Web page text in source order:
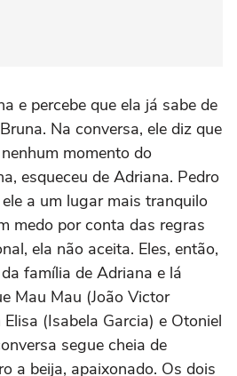
e percebe que ela já sabe de
Na conversa, ele diz que
momento do
esqueceu de Adriana. Pedro
a um lugar mais tranquilo
medo por conta das regras
ela não aceita. Eles, então,
família de Adriana e lá
Mau Mau (João Victor
(Isabela Garcia) e Otoniel
segue cheia de
a beija, apaixonado. Os dois